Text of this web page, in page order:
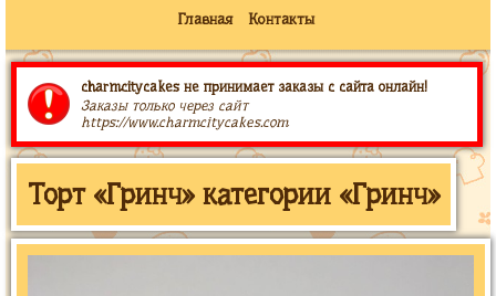
Главная Контакты
charmcitycakes не принимает заказы с сайта онлайн!
Заказы только через сайт
https://www.charmcitycakes.com
Торт «Гринч» категории «Гринч»